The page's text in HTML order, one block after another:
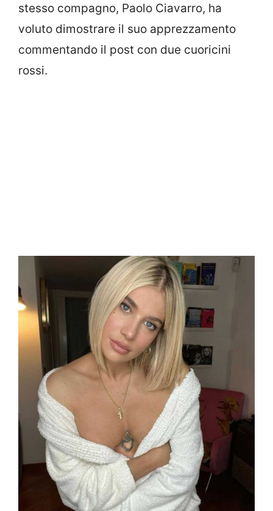
stesso compagno, Paolo Ciavarro, ha
voluto dimostrare il suo apprezzamento
commentando il post con due cuoricini
rossi.